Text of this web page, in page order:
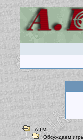
A.I.M.
Обсуждаем